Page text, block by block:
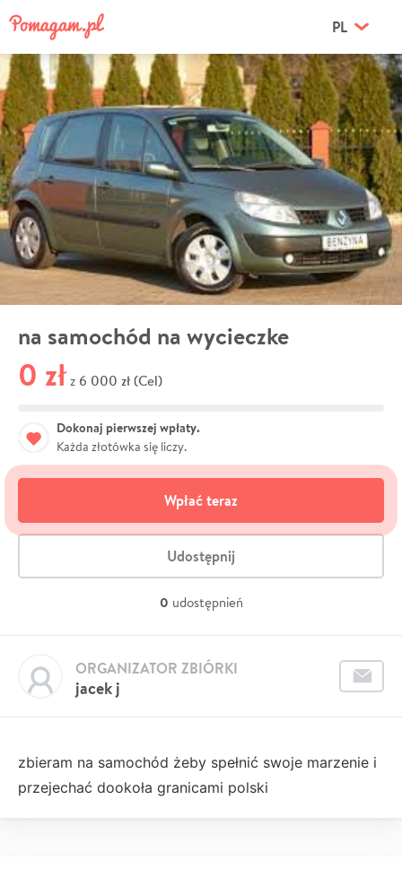
PL
na samochód na wycieczke
0 zł z 6 000 zł (Cel)
Dokonaj pierwszej wpłaty.
Każda złotówka się liczy.
Wpłać teraz
Udostępnij
0 udostępnień
jacek j
ORGANIZATOR ZBIÓRKI
zbieram na samochód żeby spełnić swoje marzenie i
przejechać dookoła granicami polski